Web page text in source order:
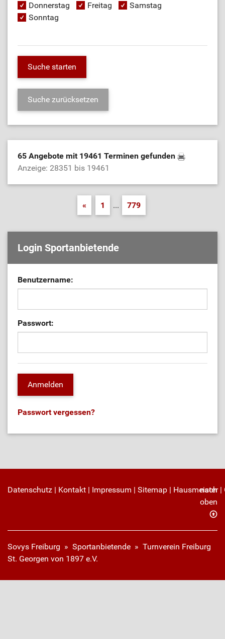
Donnerstag
Freitag
Samstag
Sonntag
65 Angebote mit 19461 Terminen gefunden
Anzeige: 28351 bis 19461
« 1 ... 779
Login Sportanbietende
Benutzername:
Passwort:
Passwort vergessen?
Datenschutz | Kontakt | Impressum | Sitemap | Hausmeister|
nach
oben
Sovys Freiburg » Sportanbietende » Turnverein Freiburg
St. Georgen von 1897 e.V.